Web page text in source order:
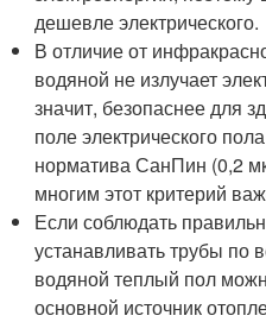
дешевле электрического.
В отличие от
водяной не излучает
значит, безопаснее для
поле электрического
норматива СанПин (0,2
многим этот критерий
Если соблюдать
устанавливать трубы по
водяной теплый пол
основной источник